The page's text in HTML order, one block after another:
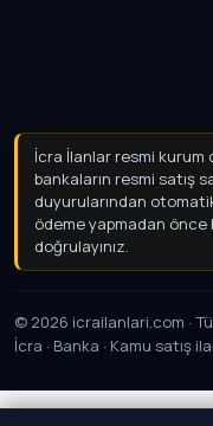
İcra İlanlar resmi kurum
bankaların resmi satış
duyurularından
veya ödeme
üzerinden doğrulayınız.
© 2026 icrailanlari.com ·
İcra · Banka · Kamu satış